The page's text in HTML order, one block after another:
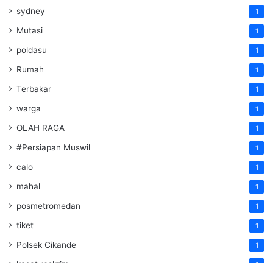
sydney 1
Mutasi 1
poldasu 1
Rumah 1
Terbakar 1
warga 1
OLAH RAGA 1
#Persiapan Muswil 1
calo 1
mahal 1
posmetromedan 1
tiket 1
Polsek Cikande 1